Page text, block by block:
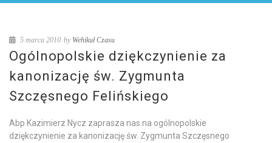
5 marca 2010 by Wehikuł Czasu
Ogólnopolskie dziękczynienie za
kanonizację św. Zygmunta
Szczęsnego Felińskiego
Abp Kazimierz Nycz zaprasza nas na ogólnopolskie
dziękczynienie za kanonizację św. Zygmunta Szczęsnego